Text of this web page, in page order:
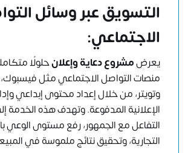
التسويق عبر وسائل
الاجتماعي:
يعرضمشروع دعاية وإعلانحلولًا
منصات التواصل الاجتماعي مثل فيسبوك،
وتويتر، من خلال إعداد محتوى إبداعي
الإعلانية المدفوعة. وتهدف هذه الخدمة
التفاعل مع الجمهور، رفع مستوى الوعي
التجارية، وتحقيق نتائج ملموسة في